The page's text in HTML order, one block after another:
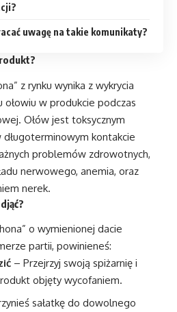
uwagę na takie komunikaty?
z rynku wynika z wykrycia
w produkcie podczas
Ołów jest toksycznym
kontakcie
problemów zdrowotnych,
nerwowego, anemia, oraz
nerek.
o wymienionej dacie
partii, powinieneś:
– Przejrzyj swoją spiżarnię i
objęty wycofaniem.
sałatkę do dowolnego